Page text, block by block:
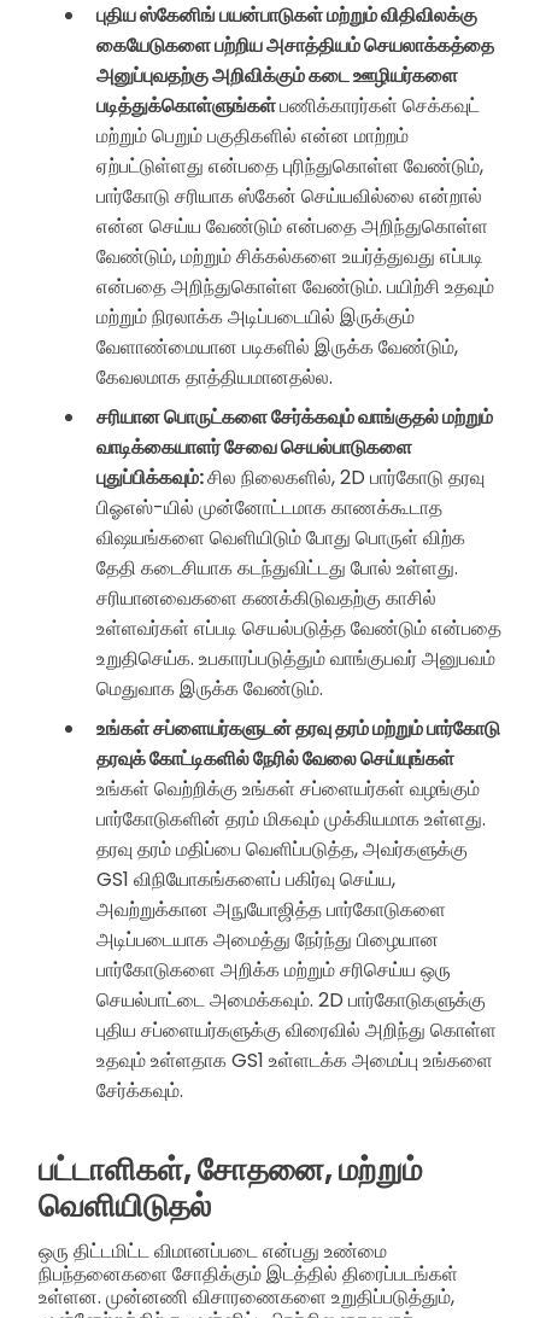
புதிய ஸ்கேனிங் பயன்பாடுகள் மற்றும் விதிவிலக்கு
கையேடுகளை பற்றிய அசாத்தியம் செயலாக்கத்தை
அனுப்புவதற்கு அறிவிக்கும் கடை ஊழியர்களை
படித்துக்கொள்ளுங்கள்பணிக்காரர்கள் செக்கவுட்
மற்றும் பெறும் பகுதிகளில் என்ன மாற்றம்
ஏற்பட்டுள்ளது என்பதை புரிந்துகொள்ள வேண்டும்,
பார்கோடு சரியாக ஸ்கேன் செய்யவில்லை என்றால்
என்ன செய்ய வேண்டும் என்பதை அறிந்துகொள்ள
வேண்டும், மற்றும் சிக்கல்களை உயர்த்துவது எப்படி
என்பதை அறிந்துகொள்ள வேண்டும். பயிற்சி உதவும்
மற்றும் நிரலாக்க அடிப்படையில் இருக்கும்
வேளாண்மையான படிகளில் இருக்க வேண்டும்,
கேவலமாக தாத்தியமானதல்ல.
சரியான பொருட்களை சேர்க்கவும் வாங்குதல் மற்றும்
வாடிக்கையாளர் சேவை செயல்பாடுகளை
புதுப்பிக்கவும்:சில நிலைகளில், 2D பார்கோடு தரவு
பிஓஎஸ்-யில் முன்னோட்டமாக காணக்கூடாத
விஷயங்களை வெளியிடும் போது பொருள் விற்க
தேதி கடைசியாக கடந்துவிட்டது போல் உள்ளது.
சரியானவைகளை கணக்கிடுவதற்கு காசில்
உள்ளவர்கள் எப்படி செயல்படுத்த வேண்டும் என்பதை
உறுதிசெய்க. உபகாரப்படுத்தும் வாங்குபவர் அனுபவம்
மெதுவாக இருக்க வேண்டும்.
உங்கள் சப்ளையர்களுடன் தரவு தரம் மற்றும் பார்கோடு
தரவுக் கோட்டிகளில் நேரில் வேலை செய்யுங்கள்
உங்கள் வெற்றிக்கு உங்கள் சப்ளையர்கள் வழங்கும்
பார்கோடுகளின் தரம் மிகவும் முக்கியமாக உள்ளது.
தரவு தரம் மதிப்பை வெளிப்படுத்த, அவர்களுக்கு
GS1 விநியோகங்களைப் பகிர்வு செய்ய,
அவற்றுக்கான அநுயோஜித்த பார்கோடுகளை
அடிப்படையாக அமைத்து நேர்ந்து பிழையான
பார்கோடுகளை அறிக்க மற்றும் சரிசெய்ய ஒரு
செயல்பாட்டை அமைக்கவும். 2D பார்கோடுகளுக்கு
புதிய சப்ளையர்களுக்கு விரைவில் அறிந்து கொள்ள
உதவும் உள்ளதாக GS1 உள்ளடக்க அமைப்பு உங்களை
சேர்க்கவும்.
பட்டாளிகள், சோதனை, மற்றும்
வெளியிடுதல்
ஒரு திட்டமிட்ட விமானப்படை என்பது உண்மை
நிபந்தனைகளை சோதிக்கும் இடத்தில் திரைப்படங்கள்
உள்ளன. முன்னணி விசாரணைகளை உறுதிப்படுத்தும்,